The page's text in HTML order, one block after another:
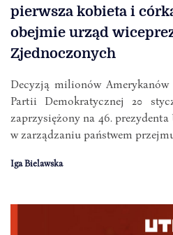
pierwsza kobieta i
obejmie urząd
Zjednoczonych
Decyzją milionów
Partii Demokratycznej 20
zaprzysiężony na 46.
w zarządzaniu państwem
Iga Bielawska